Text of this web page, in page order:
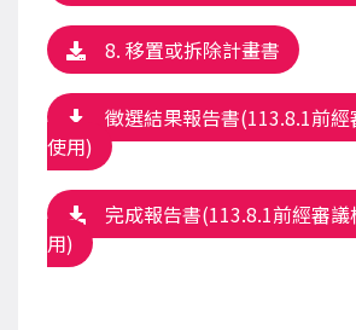
8. 移置或拆除計畫書
徵選結果報告書(113.8.1前
使用)
完成報告書(113.8.1前經審
用)